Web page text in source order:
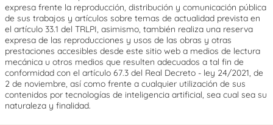
expresa frente la reproducción, distribución y comunicación pública
de sus trabajos y artículos sobre temas de actualidad prevista en
el artículo 33.1 del TRLPI, asimismo, también realiza una reserva
expresa de las reproducciones y usos de las obras y otras
prestaciones accesibles desde este sitio web a medios de lectura
mecánica u otros medios que resulten adecuados a tal fin de
conformidad con el artículo 67.3 del Real Decreto - ley 24/2021, de
2 de noviembre, así como frente a cualquier utilización de sus
contenidos por tecnologías de inteligencia artificial, sea cual sea su
naturaleza y finalidad.